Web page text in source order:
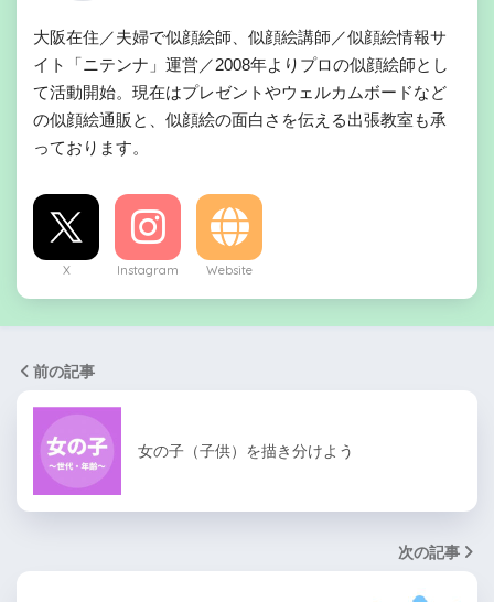
大阪在住／夫婦で似顔絵師、似顔絵講師／似顔絵情報サ
イト「ニテンナ」運営／2008年よりプロの似顔絵師とし
て活動開始。現在はプレゼントやウェルカムボードなど
の似顔絵通販と、似顔絵の面白さを伝える出張教室も承
っております。
X Instagram Website
前の記事
女の子（子供）を描き分けよう
次の記事